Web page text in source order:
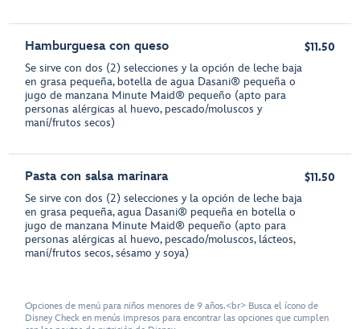
Hamburguesa con queso
Se sirve con dos (2) selecciones y la opción de leche baja
en grasa pequeña, botella de agua Dasani® pequeña o
jugo de manzana Minute Maid® pequeño (apto para
personas alérgicas al huevo, pescado/moluscos y
maní/frutos secos)
$11.50
Pasta con salsa marinara
Se sirve con dos (2) selecciones y la opción de leche baja
en grasa pequeña, agua Dasani® pequeña en botella o
jugo de manzana Minute Maid® pequeño (apto para
personas alérgicas al huevo, pescado/moluscos, lácteos,
maní/frutos secos, sésamo y soya)
$11.50
Opciones de menú para niños menores de 9 años.<br> Busca el ícono de
Disney Check en menús impresos para encontrar las opciones que cumplen